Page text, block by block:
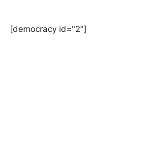
[democracy id="2"]